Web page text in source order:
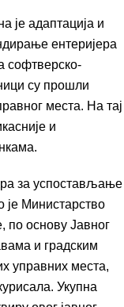
је адаптација и
ентеријера
софтверско-
су прошли
места. На тај
и
за успостављање
је Министарство
по основу Јавног
и градским
управних места,
Укупна